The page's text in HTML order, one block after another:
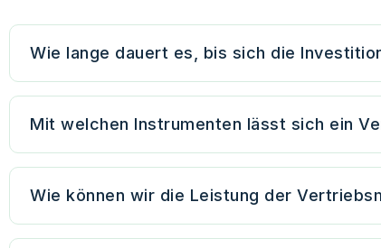
Wie lange dauert es, bis sich die
Mit welchen Instrumenten lässt sich ein
Wie können wir die Leistung der